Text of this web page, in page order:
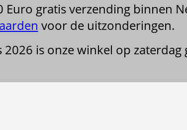
Euro gratis verzending binnen
voor de uitzonderingen.
is onze winkel op